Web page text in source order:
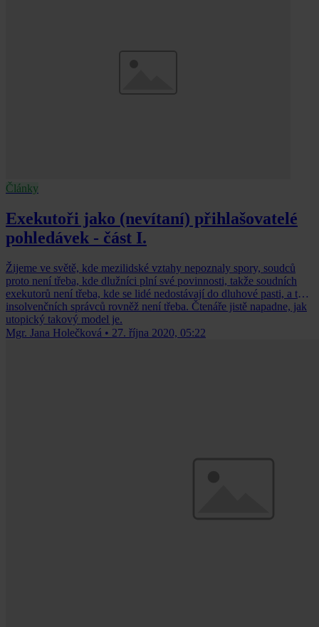
Články
Exekutoři jako (nevítaní) přihlašovatelé
pohledávek - část I.
Žijeme ve světě, kde mezilidské vztahy nepoznaly spory, soudců
proto není třeba, kde dlužníci plní své povinnosti, takže soudních
exekutorů není třeba, kde se lidé nedostávají do dluhové pasti, a tak
insolvenčních správců rovněž není třeba. Čtenáře jistě napadne, jak
utopický takový model je.
Mgr. Jana Holečková • 27. října 2020, 05:22